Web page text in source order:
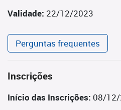
Validade: 22/12/2023
Perguntas frequentes
Inscrições
Início das Inscrições: 08/12/